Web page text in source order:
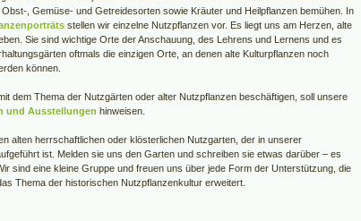
, Gemüse- und Getreidesorten sowie Kräuter und Heilpflanzen bemühen. In
stellen wir einzelne Nutzpflanzen vor. Es liegt uns am Herzen, alte
Sie sind wichtige Orte der Anschauung, des Lehrens und Lernens und es
oftmals die einzigen Orte, an denen alte Kulturpflanzen noch
können.
dem Thema der Nutzgärten oder alter Nutzpflanzen beschäftigen, soll unsere
und Ausstellungen hinweisen.
alten herrschaftlichen oder klösterlichen Nutzgarten, der in unserer
ist. Melden sie uns den Garten und schreiben sie etwas darüber – es
sind eine kleine Gruppe und freuen uns über jede Form der Unterstützung, die
Thema der historischen Nutzpflanzenkultur erweitert.